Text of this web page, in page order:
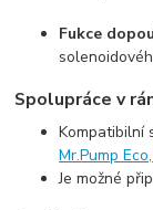
Fukce
Spolupráce v
Kompatibilní
Mr.Pump
Je možné